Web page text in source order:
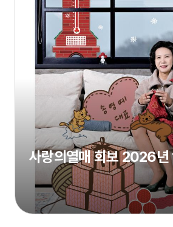
사랑의열매 회보 2026